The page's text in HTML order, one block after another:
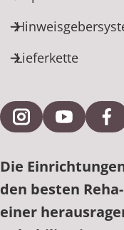
Lieferkette
ExterneExterne
Die
den besten
einer